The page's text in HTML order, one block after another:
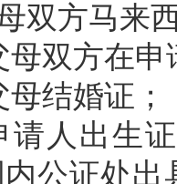
双方马来
双方在申
结婚证；
请人出生
公证处出